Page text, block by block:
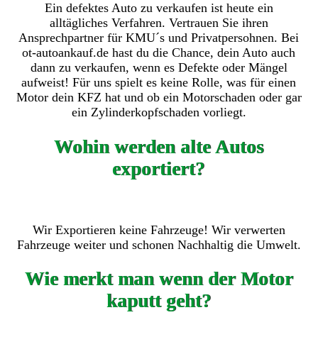
Ein defektes Auto zu verkaufen ist heute ein
alltägliches Verfahren. Vertrauen Sie ihren
Ansprechpartner für KMU´s und Privatpersohnen. Bei
ot-autoankauf.de hast du die Chance, dein Auto auch
dann zu verkaufen, wenn es Defekte oder Mängel
aufweist! Für uns spielt es keine Rolle, was für einen
Motor dein KFZ hat und ob ein Motorschaden oder gar
ein Zylinderkopfschaden vorliegt.
Wohin werden alte Autos
exportiert?
Wir Exportieren keine Fahrzeuge! Wir verwerten
Fahrzeuge weiter und schonen Nachhaltig die Umwelt.
Wie merkt man wenn der Motor
kaputt geht?